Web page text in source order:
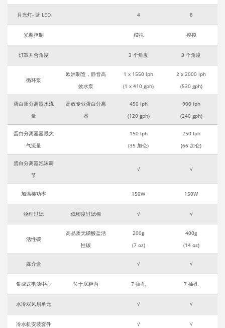
月光灯- 蓝 LED 4 8
光照控制 模拟 模拟
灯罩开合角度 3 个角度 3 个角度
循环泵
欧洲制造，静音高
效水泵
1 x 1550 lph
(1 x 410 gph)
2 x 2000 lph
(530 gph)
蛋白质分离器水流
量
高效专业蛋白分离
器
450 lph
(120 gph)
900 lph
(240 gph)
蛋白分离器器最大
气流量
150 lph
(35 加仑)
250 lph
(66 加仑)
蛋白分离器泡沫调
节
√ √
加温棒功率 150W 150W
物理过滤 低密度过滤棉 √ √
活性碳
高品质无磷酸盐活
性碳
200g
(7 oz)
400g
(14 oz)
媒介盒 √ √
集成式电源中心 位于底柜内 7 插孔 7 插孔
水冷双风扇单元 √ √
冷水机安装套件 √ √